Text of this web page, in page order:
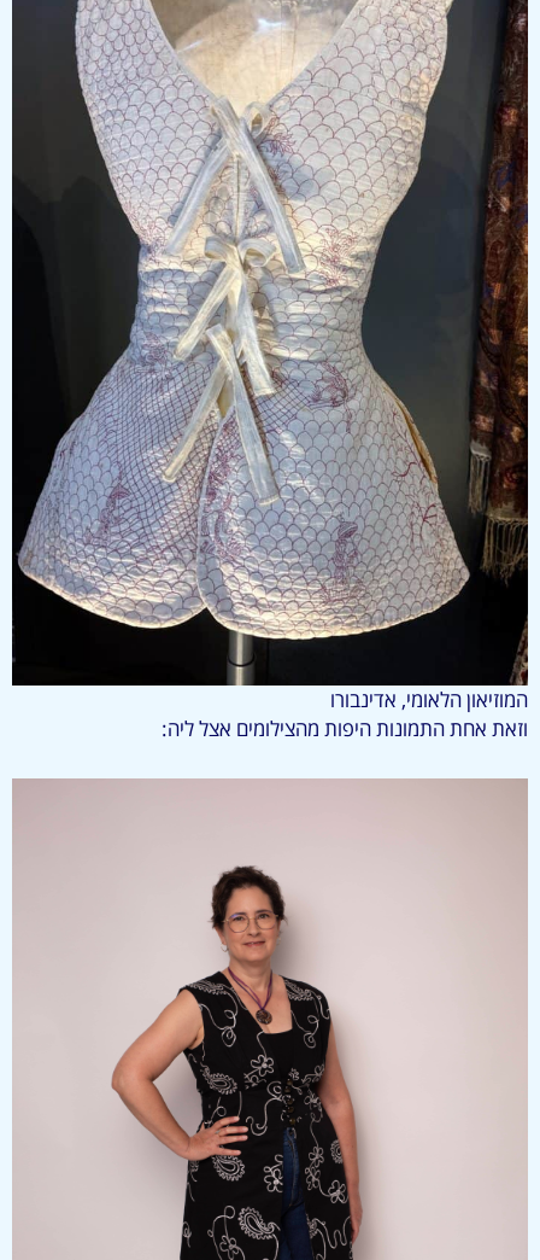
המוזיאון הלאומי, אדינבורו
וזאת אחת התמונות היפות מהצילומים אצל ליה: